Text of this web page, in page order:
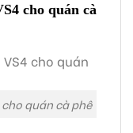
cho quán cà
quán cà phê